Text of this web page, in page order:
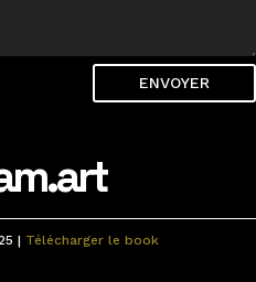
ENVOYER
| Télécharger le book